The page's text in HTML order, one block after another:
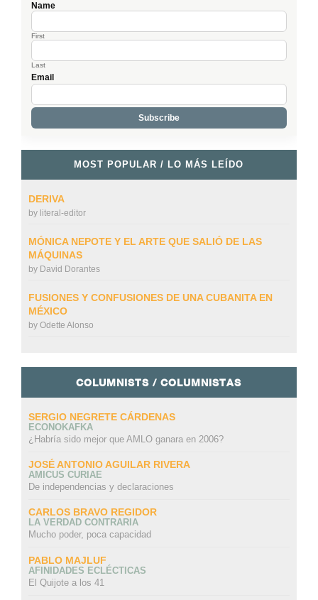
Name
First
Last
Email
MOST POPULAR / LO MÁS LEÍDO
DERIVA
by literal-editor
MÓNICA NEPOTE Y EL ARTE QUE SALIÓ DE LAS
MÁQUINAS
by David Dorantes
FUSIONES Y CONFUSIONES DE UNA CUBANITA EN
MÉXICO
by Odette Alonso
COLUMNISTS / COLUMNISTAS
SERGIO NEGRETE CÁRDENAS
ECONOKAFKA
¿Habría sido mejor que AMLO ganara en 2006?
JOSÉ ANTONIO AGUILAR RIVERA
AMICUS CURIAE
De independencias y declaraciones
CARLOS BRAVO REGIDOR
LA VERDAD CONTRARIA
Mucho poder, poca capacidad
PABLO MAJLUF
AFINIDADES ECLÉCTICAS
El Quijote a los 41